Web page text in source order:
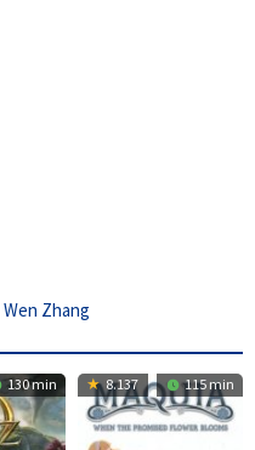
Wen Zhang
130 min 8.137 115 min